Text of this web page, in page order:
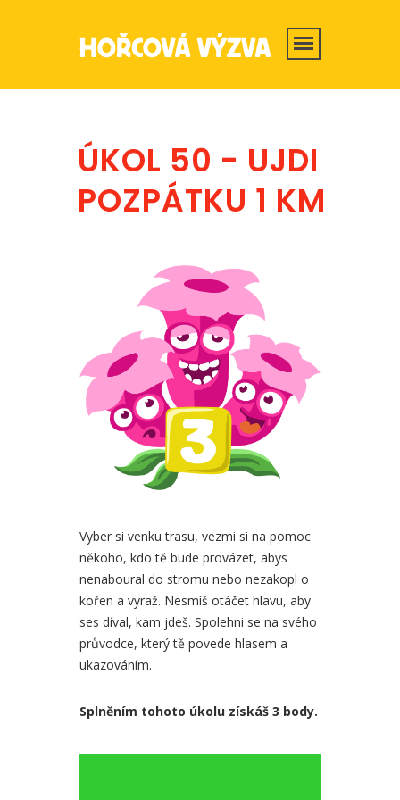
ÚKOL 50 - UJDI
POZPÁTKU 1 KM
Vyber si venku trasu, vezmi si na pomoc
někoho, kdo tě bude provázet, abys
nenaboural do stromu nebo nezakopl o
kořen a vyraž. Nesmíš otáčet hlavu, aby
ses díval, kam jdeš. Spolehni se na svého
průvodce, který tě povede hlasem a
ukazováním.
Splněním tohoto úkolu získáš 3 body.